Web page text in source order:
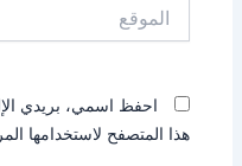
احفظ اسمي، بريدي
هذا المتصفح لاستخدامها